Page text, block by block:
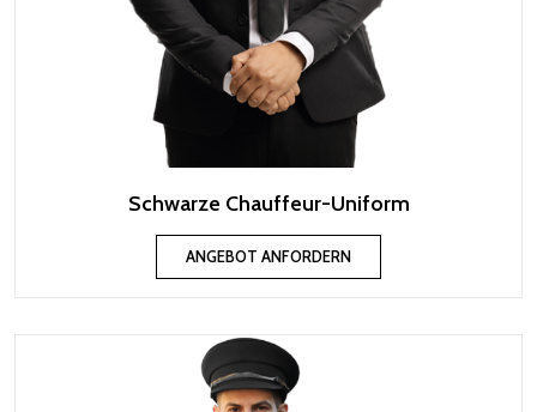
Schwarze Chauffeur-Uniform
ANGEBOT ANFORDERN